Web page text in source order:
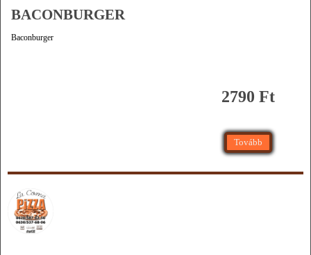
BACONBURGER
Baconburger
2790 Ft
Tovább